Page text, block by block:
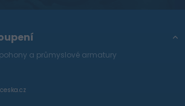
a průmyslové armatury